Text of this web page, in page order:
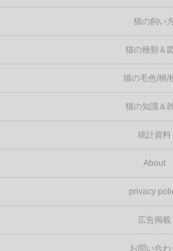
猫の飼い
猫の種類＆
猫の毛色/柄/
猫の知識＆
統計資料
About
privacy
広告掲載
お問い合わ